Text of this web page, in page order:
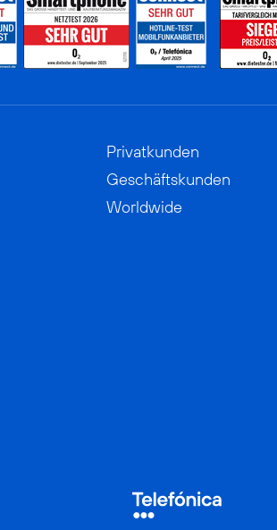
Privatkunden
Geschäftskunden
Worldwide